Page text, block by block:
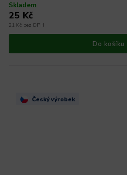
Skladem
21 Kč bez DPH
25 Kč
Do košíku
Český výrobek